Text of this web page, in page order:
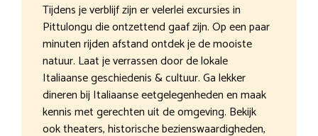
Tijdens je verblijf zijn er velerlei excursies in
Pittulongu die ontzettend gaaf zijn. Op een paar
minuten rijden afstand ontdek je de mooiste
natuur. Laat je verrassen door de lokale
Italiaanse geschiedenis & cultuur. Ga lekker
dineren bij Italiaanse eetgelegenheden en maak
kennis met gerechten uit de omgeving. Bekijk
ook theaters, historische bezienswaardigheden,